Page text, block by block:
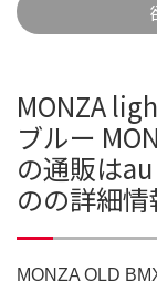
MONZA
ブルー
の通販は
のの詳細情
MONZA OLD